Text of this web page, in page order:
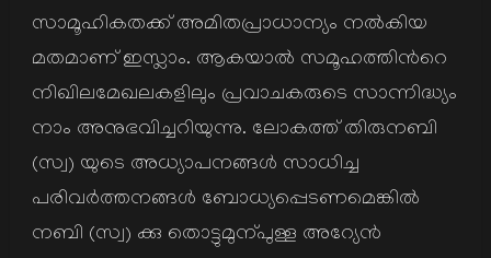
സാമൂഹികതക്ക് അമിതപ്രാധാന്യം നല്‍കിയ
മതമാണ് ഇസ്ലാം. ആകയാല്‍ സമൂഹത്തിന്‍റെ
നിഖിലമേഖലകളിലും പ്രവാചകരുടെ സാന്നിദ്ധ്യം
നാം അനുഭവിച്ചറിയുന്നു. ലോകത്ത് തിരുനബി
(സ്വ) യുടെ അധ്യാപനങ്ങള്‍ സാധിച്ച
പരിവര്‍ത്തനങ്ങള്‍ ബോധ്യപ്പെടണമെങ്കില്‍
നബി (സ്വ) ക്കു തൊട്ടുമുന്പുള്ള അറ്യേന്‍